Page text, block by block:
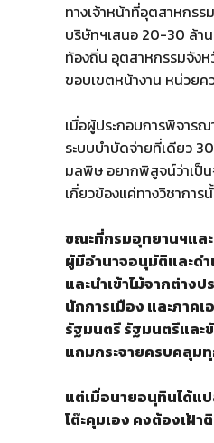
ทางเจ้าหน้าที่อุตสาหกรร
บริษัทฯเสนอ 20-30 ล้า
ท้องถิ่น อุตสาหกรรมจัง
ขอบเขตหน้างาน หน่วยค
เมื่อผู้ประกอบการพิจาร
ระบบบำบัดจ่ายที่เดียว
มลพิษ อยากพิสูจน์ว่าเป็น
เกี่ยวข้องแค่ทางวิชาการ
ขณะที่กรมอุทยานฯและ
ผู้มีอำนาจอนุมัติและด
และนำเข้าไม้จากต่าง
นักการเมือง และภาค
รัฐมนตรี รัฐมนตรีและ
แถมกระจายครบคลุม
แต่เมื่อนายอนุทินได้แ
โต๊ะคุมเอง คงต้องเฝ้